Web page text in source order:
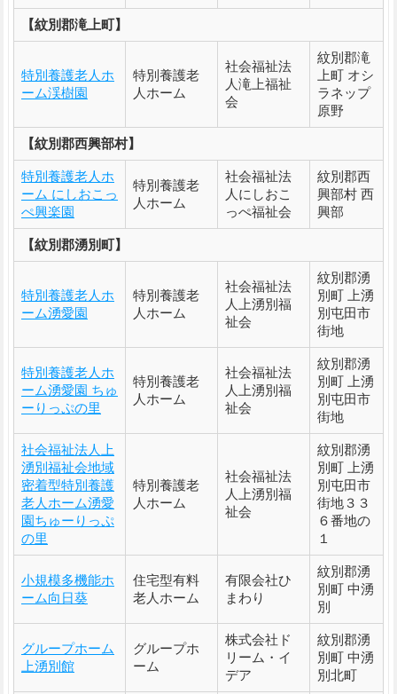
【紋別郡滝上町】
特別養護老人ホ
ーム渓樹園
特別養護老
人ホーム
社会福祉法
人滝上福祉
会
紋別郡滝
上町 オシ
ラネップ
原野
【紋別郡西興部村】
特別養護老人ホ
ーム にしおこっ
ぺ興楽園
特別養護老
人ホーム
社会福祉法
人にしおこ
っぺ福祉会
紋別郡西
興部村 西
興部
【紋別郡湧別町】
特別養護老人ホ
ーム湧愛園
特別養護老
人ホーム
社会福祉法
人上湧別福
祉会
紋別郡湧
別町 上湧
別屯田市
街地
特別養護老人ホ
ーム湧愛園 ちゅ
ーりっぷの里
特別養護老
人ホーム
社会福祉法
人上湧別福
祉会
紋別郡湧
別町 上湧
別屯田市
街地
社会福祉法人上
湧別福祉会地域
密着型特別養護
老人ホーム湧愛
園ちゅーりっぷ
の里
特別養護老
人ホーム
社会福祉法
人上湧別福
祉会
紋別郡湧
別町 上湧
別屯田市
街地３３
６番地の
１
小規模多機能ホ
ーム向日葵
住宅型有料
老人ホーム
有限会社ひ
まわり
紋別郡湧
別町 中湧
別
グループホーム
上湧別館
グループホ
ーム
株式会社ド
リーム・イ
デア
紋別郡湧
別町 中湧
別北町